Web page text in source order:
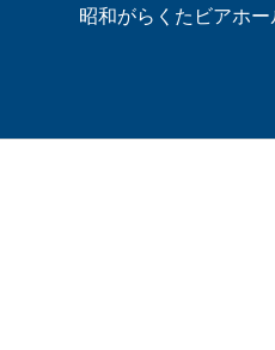
昭和がらくたビアホー